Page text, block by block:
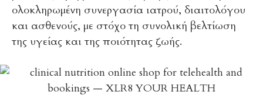
ολοκληρωμένη συνεργασία ιατρού, διαιτολόγου
και ασθενούς, με στόχο τη συνολική βελτίωση
της υγείας και της ποιότητας ζωής.